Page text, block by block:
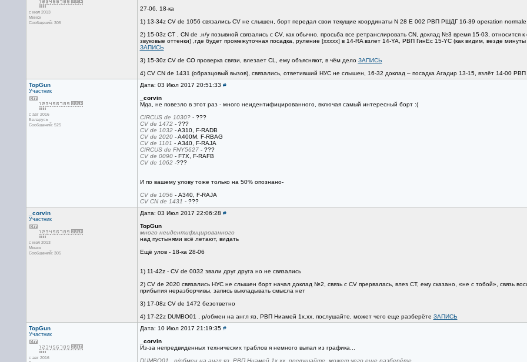
с июл 2013
Минск
Сообщений: 305
27-06, 18-ка
1) 13-34z CV de 1056 связались CV не слышен, борт передал свои текущие координаты N 28 E 002 РВП РШДГ 16-39 operation
2) 15-03z CT , CN de .н/у позывной связались с CV, как обычно, просьба все ретранслировать CN, доклад №3 время 15-03,
звуковые оттенки) ,где будет промежуточная посадка, руление [ххххх] в 14-RA взлет 14-YA, РВП ГинЕс 15-YC (как видим, везде
ЗАПИСЬ
3) 15-30z CV de CO проверка связи, влезает CL, ему объясняют, в чём дело ЗАПИСЬ
4) CV CN de 1431 (образцовый вызов), связались, ответивший НУС не слышен, 16-32 доклад – посадка Агадир 13-15, взлёт 14-00 РВП
TopGun
Участник
с авг 2016
Беларусь
Сообщений: 525
Дата: 03 Июл 2017 20:51:33 #
_corvin
Мда, не повезло в этот раз - много неидентифицированного, включая самый интересный борт :(
CIRCUS de 1030?- ???
CV de 1472- ???
CV de 1032- A310, F-RADB
CV de 2020- A400M, F-RBAG
CV de 1101 - А340, F-RAJA
CIRCUS de FNY5627- ???
CV de 0090- F7X, F-RAFB
CV de 1062-???
И по вашему улову тоже только на 50% опознано-
CV de 1056- А340, F-RAJA
CV CN de 1431 - ???
_corvin
Участник
с июл 2013
Минск
Сообщений: 305
Дата: 03 Июл 2017 22:06:28 #
TopGun
много неидентифицированного
над пустынями всё летают, видать
Ещё улов - 18-ка 28-06
1) 11-42z - CV de 0032 звали друг друга но не связались
2) CV de 2020 связались НУС не слышен борт начал доклад №2, связь с CV прервалась, влез CT, ему сказано, «не с тобой», связь
прибытия неразборчивы, запись выкладывать смысла нет
3) 17-08z CV de 1472 безответно
4) 17-22z DUMBO01 , р/обмен на англ яз, РВП Ниамей 1х.xx, послушайте, может чего еще разберёте ЗАПИСЬ
TopGun
Участник
с авг 2016
Дата: 10 Июл 2017 21:19:35 #
_corvin
Из-за непредвиденных технических траблов я немного выпал из графика...
DUMBO01 , р/обмен на англ яз, РВП Ниамей 1х.xx, послушайте, может чего еще разберёте